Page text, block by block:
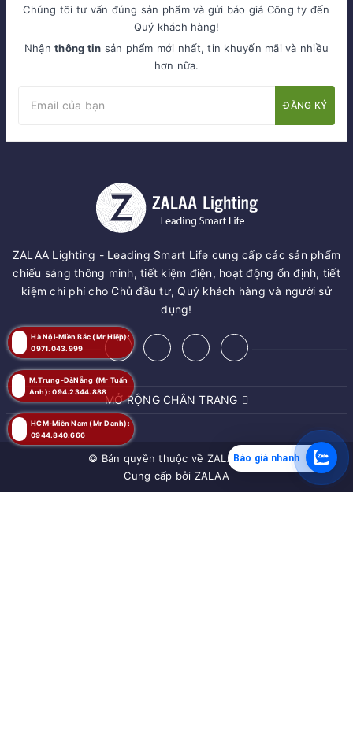
Chúng tôi tư vấn đúng sản phẩm và gửi báo giá Công ty đến
Quý khách hàng!
Nhậnthông tin sản phẩm mới nhất, tin khuyến mãi và nhiều
hơn nữa.
ĐĂNG KÝ
ZALAA Lighting - Leading Smart Life cung cấp các sản phẩm
chiếu sáng thông minh, tiết kiệm điện, hoạt động ổn định, tiết
kiệm chi phí cho Chủ đầu tư, Quý khách hàng và người sử
dụng!
MỞ RỘNG CHÂN TRANG
© Bản quyền thuộc về ZALAA JSC
Cung cấp bởi ZALAA
HCM-Miền Nam (Mr Danh):
0944.840.666
Hà Nội-Miền Bắc (Mr Hiệp):
0971.043.999
M.Trung-ĐàNẵng (Mr Tuấn
Anh): 094.2344.888
Báo giá nhanh